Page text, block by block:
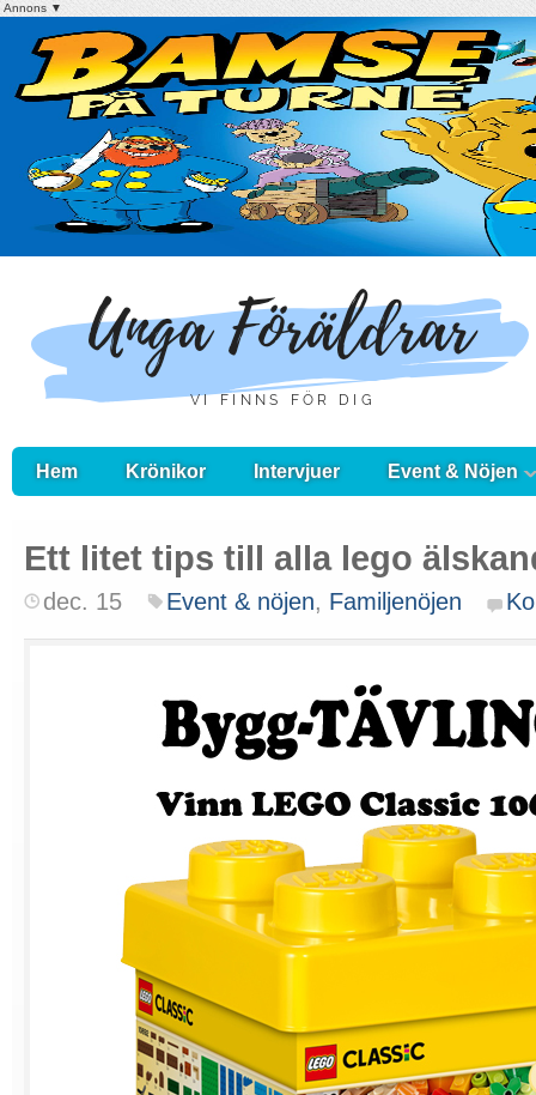
Annons ▼
Hem Krönikor Intervjuer Event & Nöjen
Ett litet tips till alla lego
dec. 15 Event & nöjen, Familjenöjen